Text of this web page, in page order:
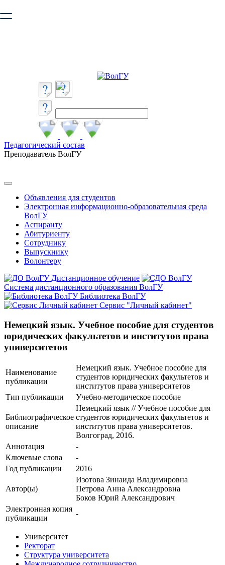
безопасную работу с сайтом. Пожалуйста
Педагогический состав
Преподаватель ВолГУ
Объявления для студентов
Электронная информационно-образовательная среда
ВолГУ
Аспиранту
Абитуриенту
Сотруднику
Выпускнику
Волонтеру
Дистанционное обучение
Система дистанционного образования ВолГУ
Библиотека ВолГУ
Сервис "Личный кабинет"
Немецкий язык. Учебное пособие для студентов
юридических факультетов и институтов права
университетов
Наименование
публикации
Немецкий язык. Учебное пособие для
студентов юридических факультетов и
институтов права университетов
Тип публикации
Учебно-методическое пособие
Библиографическое
описание
Немецкий язык // Учебное пособие для
студентов юридических факультетов и
институтов права университетов.
Волгоград, 2016.
Аннотация
-
Ключевые cлова
-
Год публикации
2016
Автор(ы)
Изотова Зинаида Владимировна
Петрова Анна Александровна
Боков Юрий Александрович
Электронная копия
публикации
-
Университет
Ректорат
Структура университета